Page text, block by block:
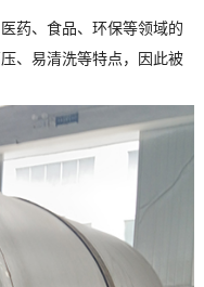
药、食品、环保等领域的
、易清洗等特点，因此被